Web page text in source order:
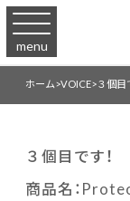
menu
ホーム>VOICE>３個目
３個目です！
商品名：